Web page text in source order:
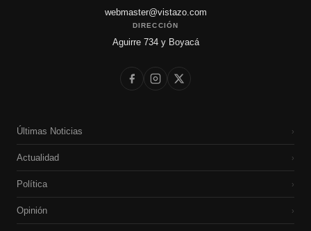
webmaster@vistazo.com
DIRECCIÓN
Aguirre 734 y Boyacá
Últimas Noticias ›
Actualidad ›
Política ›
Opinión ›